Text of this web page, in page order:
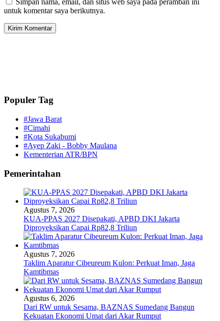
Simpan nama, email, dan situs web saya pada peramban ini
untuk komentar saya berikutnya.
Populer Tag
#Jawa Barat
#Cimahi
#Kota Sukabumi
#Ayep Zaki - Bobby Maulana
Kementerian ATR/BPN
Pemerintahan
Agustus 7, 2026
KUA-PPAS 2027 Disepakati, APBD DKI Jakarta
Diproyeksikan Capai Rp82,8 Triliun
Agustus 7, 2026
Taklim Aparatur Cibeureum Kulon: Perkuat Iman, Jaga
Kamtibmas
Agustus 6, 2026
Dari RW untuk Sesama, BAZNAS Sumedang Bangun
Kekuatan Ekonomi Umat dari Akar Rumput